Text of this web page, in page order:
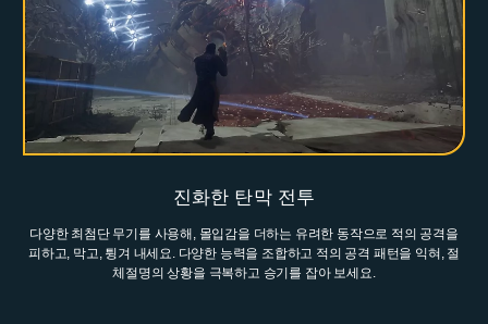
진화한 탄막 전투
다양한 최첨단 무기를 사용해, 몰입감을 더하는 유려한 동작으로 적의 공격을
피하고, 막고, 튕겨 내세요. 다양한 능력을 조합하고 적의 공격 패턴을 익혀, 절
체절명의 상황을 극복하고 승기를 잡아 보세요.